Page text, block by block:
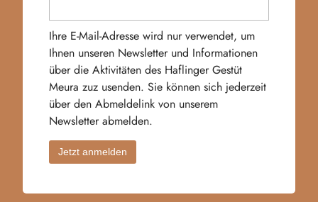
Ihre E-Mail-Adresse wird nur verwendet, um
Ihnen unseren Newsletter und Informationen
über die Aktivitäten des Haflinger Gestüt
Meura zuz usenden. Sie können sich jederzeit
über den Abmeldelink von unserem
Newsletter abmelden.